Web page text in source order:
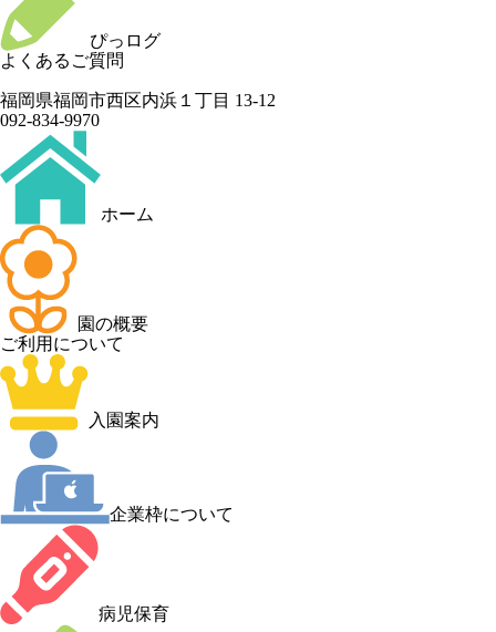
ぴっログ
よくあるご質問
福岡県福岡市西区内浜１丁目 13-12
092-834-9970
ホーム
園の概要
ご利用について
入園案内
企業枠について
病児保育